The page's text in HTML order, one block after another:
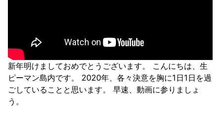
新年明けましておめでとうございます。 こんにちは、生
ピーマン島内です。 2020年、各々決意を胸に1日1日を過
ごしていることと思います。 早速、動画に参りましょ
う。